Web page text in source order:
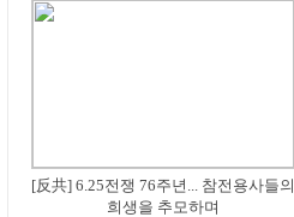
[反共] 6.25전쟁 76주년... 참전용사들의
희생을 추모하며